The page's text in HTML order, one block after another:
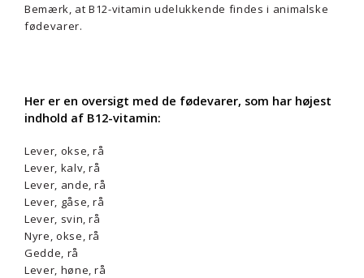
Bemærk, at B12-vitamin udelukkende findes i animalske
fødevarer.
Her er en oversigt med de fødevarer, som har højest
indhold af B12-vitamin:
Lever, okse, rå
Lever, kalv, rå
Lever, ande, rå
Lever, gåse, rå
Lever, svin, rå
Nyre, okse, rå
Gedde, rå
Lever, høne, rå